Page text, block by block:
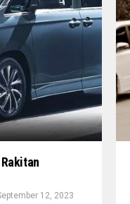
12, 2023